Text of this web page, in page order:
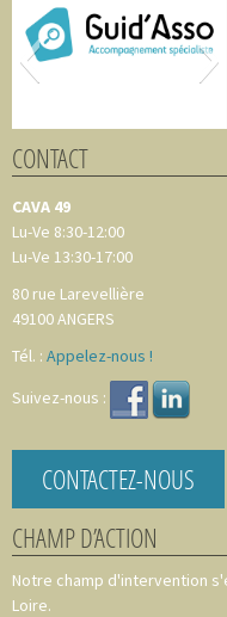
CONTACT
CAVA 49
Lu-Ve 8:30-12:00
Lu-Ve 13:30-17:00
80 rue Larevellière
49100ANGERS
Tél. : Appelez-nous !
Suivez-nous :
CONTACTEZ-NOUS
CHAMP D’ACTION
Notre champ d'intervention
Loire.